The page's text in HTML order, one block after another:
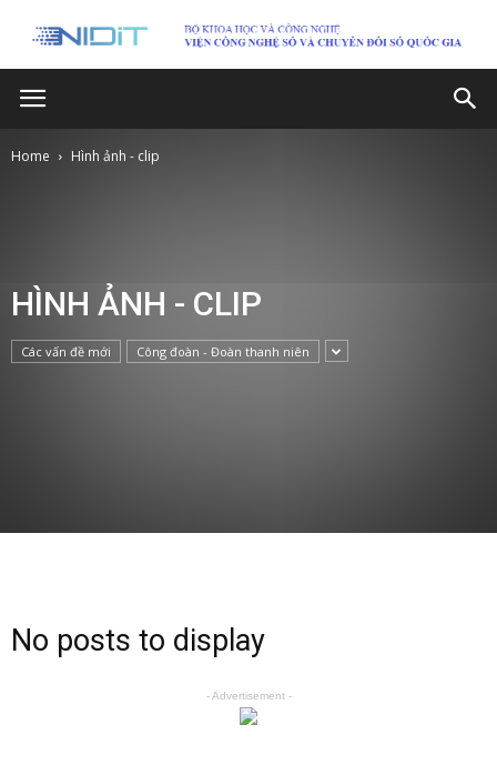
Home Hình ảnh - clip
HÌNH ẢNH - CLIP
Các vấn đề mới Công đoàn - Đoàn thanh niên
No posts to display
- Advertisement -